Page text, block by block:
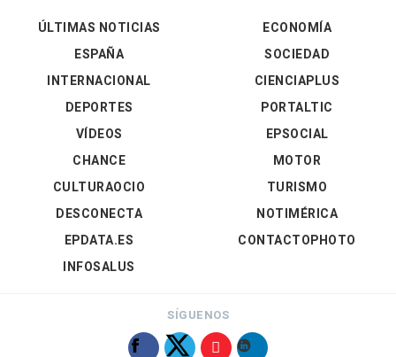
ÚLTIMAS NOTICIAS
ESPAÑA
INTERNACIONAL
DEPORTES
VÍDEOS
ECONOMÍA
SOCIEDAD
CIENCIAPLUS
PORTALTIC
EPSOCIAL
CHANCE
CULTURAOCIO
DESCONECTA
EPDATA.ES
INFOSALUS
MOTOR
TURISMO
NOTIMÉRICA
CONTACTOPHOTO
SÍGUENOS